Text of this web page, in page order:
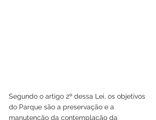
Segundo o artigo 2º dessa Lei, os objetivos
do Parque são a preservação e a
manutenção da contemplação da